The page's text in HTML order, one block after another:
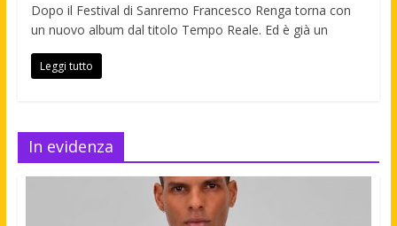
Dopo il Festival di Sanremo Francesco Renga torna con
un nuovo album dal titolo Tempo Reale. Ed è già un
Leggi tutto
In evidenza